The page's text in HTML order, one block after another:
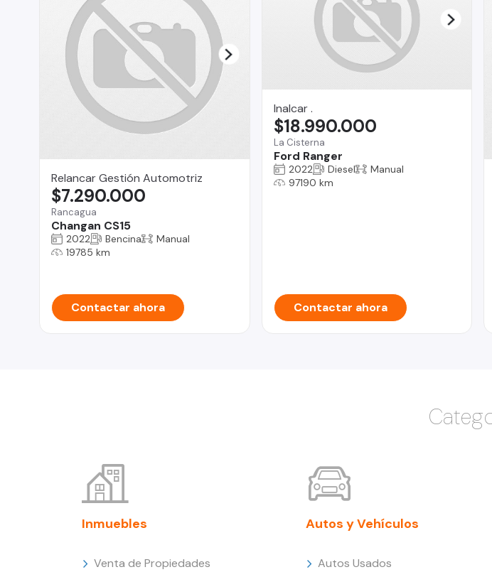
Relancar Gestión Automotriz
Rancagua
Changan CS15
$7.290.000
2022 Bencina
Manual
19785 km
Contactar ahora
Inalcar .
La Cisterna
Ford Ranger
$18.990.000
2022 Diesel
Manual
97190 km
Contactar ahora
Inmuebles
Venta de Propiedades
Autos y Vehículos
Autos Usados